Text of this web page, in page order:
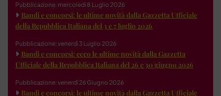
Pubblicazione: mercoledì 8 Luglio 2026
Bandi e concorsi: le ultime novità dalla Gazzetta Ufficiale
della Repubblica Italiana del 3 e 7 luglio 2026
Pubblicazione: venerdì 3 Luglio 2026
Bandi e concorsi: ecco le ultime novità dalla Gazzetta
Ufficiale della Repubblica Italiana del 26 e 30 giugno 2026
Pubblicazione: venerdì 26 Giugno 2026
Bandi e concorsi: le ultime novità dalla Gazzetta Ufficiale